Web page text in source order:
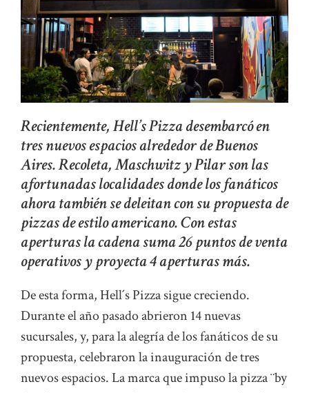
Recientemente, Hell’s Pizza desembarcó en
tres nuevos espacios alrededor de Buenos
Aires. Recoleta, Maschwitz y Pilar son las
afortunadas localidades donde los fanáticos
ahora también se deleitan con su propuesta de
pizzas de estilo americano. Con estas
aperturas la cadena suma 26 puntos de venta
operativos y proyecta 4 aperturas más.
De esta forma, Hell´s Pizza sigue creciendo.
Durante el año pasado abrieron 14 nuevas
sucursales, y, para la alegría de los fanáticos de su
propuesta, celebraron la inauguración de tres
nuevos espacios. La marca que impuso la pizza ¨by